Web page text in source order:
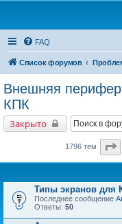
FAQ
Список форумов
Внешняя
КПК
Закрыто
1796 тем
Типы экранов для
Последнее сообщение
Ответы: 50